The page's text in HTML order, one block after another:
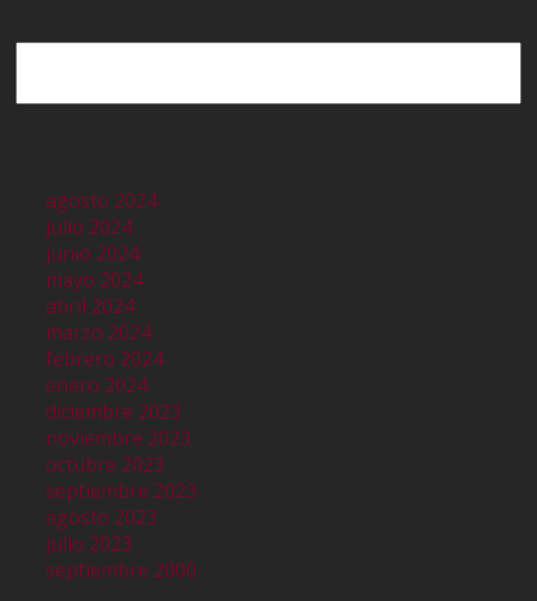
agosto 2024
julio 2024
junio 2024
mayo 2024
abril 2024
marzo 2024
febrero 2024
enero 2024
diciembre 2023
noviembre 2023
octubre 2023
septiembre 2023
agosto 2023
julio 2023
septiembre 2000